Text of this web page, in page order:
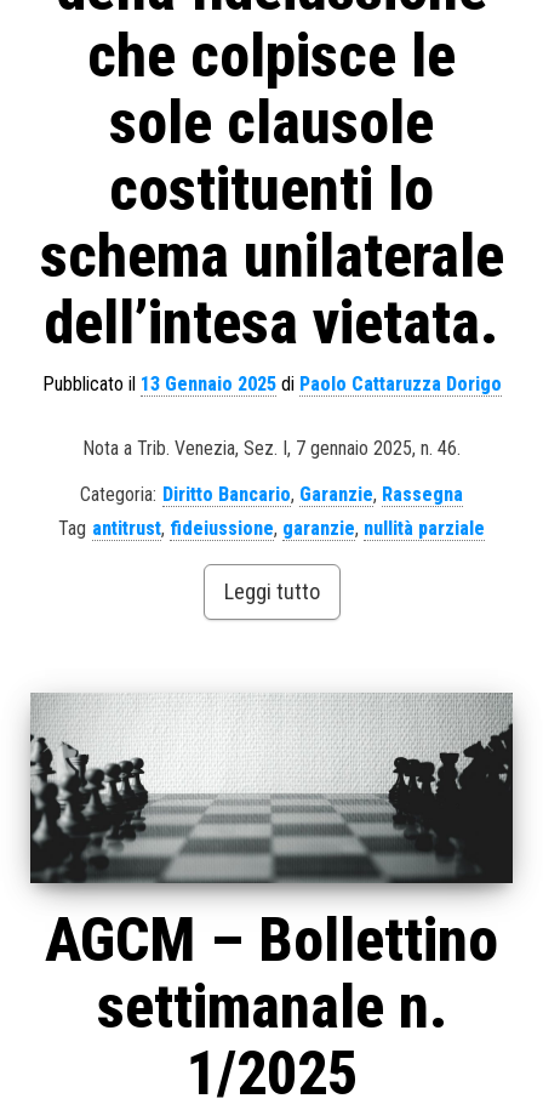
che colpisce le
sole clausole
costituenti lo
schema unilaterale
dell’intesa vietata.
Pubblicato il 13 Gennaio 2025di Paolo Cattaruzza Dorigo
Nota a Trib. Venezia, Sez. I, 7 gennaio 2025, n. 46.
Categoria: Diritto Bancario, Garanzie, Rassegna
Tag antitrust, fideiussione, garanzie, nullità parziale
Leggi tutto
AGCM – Bollettino
settimanale n.
1/2025